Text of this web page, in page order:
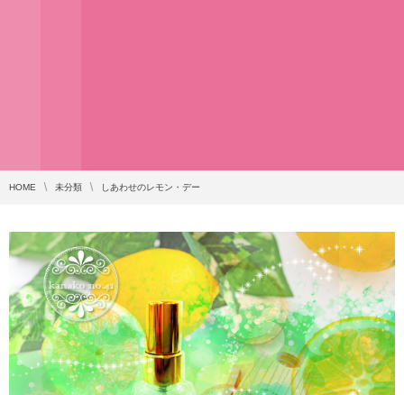
HOME 未分類 しあわせのレモン・デー